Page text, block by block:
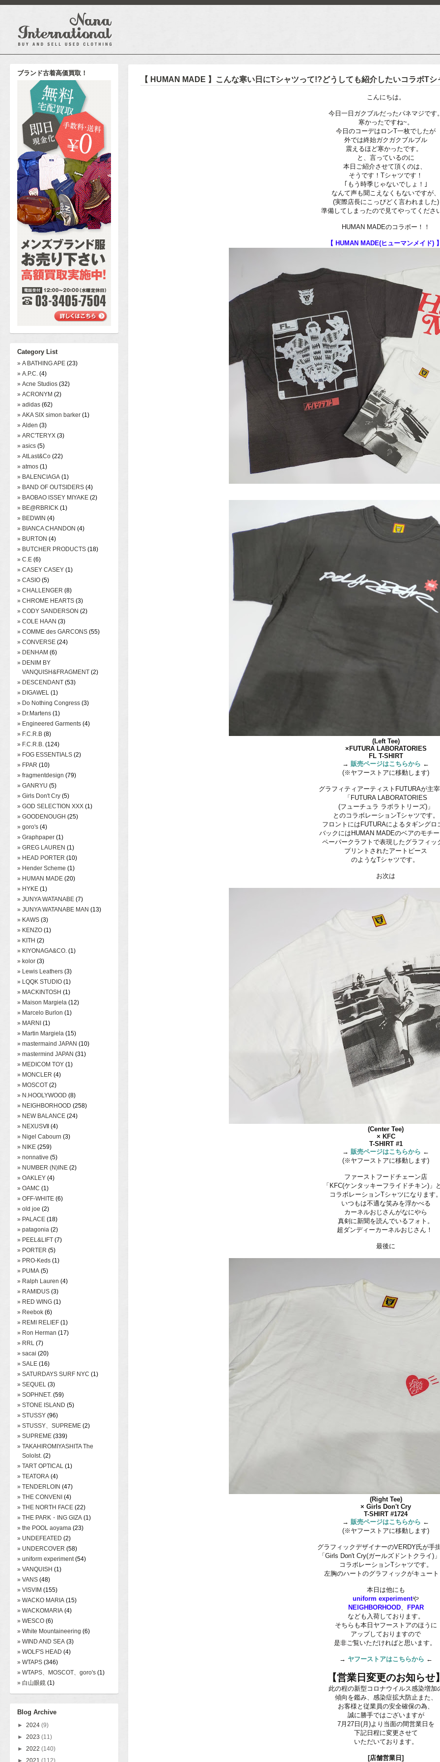
ブランド古着高価買取！
Category List
» A BATHING APE (23)
» A.P.C. (4)
» Acne Studios (32)
» ACRONYM (2)
» adidas (62)
» AKA SIX simon barker (1)
» Alden (3)
» ARC'TERYX (3)
» asics (5)
» AtLast&Co (22)
» atmos (1)
» BALENCIAGA (1)
» BAND OF OUTSIDERS (4)
» BAOBAO ISSEY MIYAKE (2)
» BE@RBRICK (1)
» BEDWIN (4)
» BIANCA CHANDON (4)
» BURTON (4)
» BUTCHER PRODUCTS (18)
» C.E (6)
» CASEY CASEY (1)
» CASIO (5)
» CHALLENGER (8)
» CHROME HEARTS (3)
» CODY SANDERSON (2)
» COLE HAAN (3)
» COMME des GARCONS (55)
» CONVERSE (24)
» DENHAM (6)
» DENIM BY
VANQUISH&FRAGMENT (2)
» DESCENDANT (53)
» DIGAWEL (1)
» Do Nothing Congress (3)
» Dr.Martens (1)
» Engineered Garments (4)
» F.C.R.B (8)
» F.C.R.B. (124)
» FOG ESSENTIALS (2)
» FPAR (10)
» fragmentdesign (79)
» GANRYU (5)
» Girls Don't Cry (5)
» GOD SELECTION XXX (1)
» GOODENOUGH (25)
» goro's (4)
» Graphpaper (1)
» GREG LAUREN (1)
» HEAD PORTER (10)
» Hender Scheme (1)
» HUMAN MADE (20)
» HYKE (1)
» JUNYA WATANABE (7)
» JUNYA WATANABE MAN (13)
» KAWS (3)
» KENZO (1)
» KITH (2)
» KIYONAGA&CO. (1)
» kolor (3)
» Lewis Leathers (3)
» LQQK STUDIO (1)
» MACKINTOSH (1)
» Maison Margiela (12)
» Marcelo Burlon (1)
» MARNI (1)
» Martin Margiela (15)
» mastermaind JAPAN (10)
» mastermind JAPAN (31)
» MEDICOM TOY (1)
» MONCLER (4)
» MOSCOT (2)
» N.HOOLYWOOD (8)
» NEIGHBORHOOD (258)
» NEW BALANCE (24)
» NEXUSⅦ (4)
» Nigel Cabourn (3)
» NIKE (259)
» nonnative (5)
» NUMBER (N)INE (2)
» OAKLEY (4)
» OAMC (1)
» OFF-WHITE (6)
» old joe (2)
» PALACE (18)
» patagonia (2)
» PEEL&LIFT (7)
» PORTER (5)
» PRO-Keds (1)
» PUMA (5)
» Ralph Lauren (4)
» RAMIDUS (3)
» RED WING (1)
» Reebok (6)
» REMI RELIEF (1)
» Ron Herman (17)
» RRL (7)
» sacai (20)
» SALE (16)
» SATURDAYS SURF NYC (1)
» SEQUEL (3)
» SOPHNET. (59)
» STONE ISLAND (5)
» STUSSY (96)
» STUSSY、SUPREME (2)
» SUPREME (339)
» TAKAHIROMIYASHITA The
SoloIst. (2)
» TART OPTICAL (1)
» TEATORA (4)
» TENDERLOIN (47)
» THE CONVENI (4)
» THE NORTH FACE (22)
» THE PARK・ING GIZA (1)
» the POOL aoyama (23)
» UNDEFEATED (2)
» UNDERCOVER (58)
» uniform experiment (54)
» VANQUISH (1)
» VANS (48)
» VISVIM (155)
» WACKO MARIA (15)
» WACKOMARIA (4)
» WESCO (6)
» White Mountaineering (6)
» WIND AND SEA (3)
» WOLF'S HEAD (4)
» WTAPS (346)
» WTAPS、MOSCOT、goro's (1)
» 白山眼鏡 (1)
Blog Archive
► 2024 (9)
► 2023 (11)
► 2022 (140)
► 2021 (112)
【 HUMAN MADE 】こんな寒い日にTシャツって!?どうしても紹介したいコラボTシ
こんにちは。
今日一日ガクブルだったパネマジです
寒かったですね~。
今日のコーデはロンT一枚でしたが
外では終始ガクガクブルブル
震えるほど寒かったです。
と、言っているのに
本日ご紹介させて頂くのは、
そうです！Tシャツです！
｢もう時季じゃないでしょ！｣
なんて声も聞こえなくもないですが、
(実際店長にこっぴどく言われました)
準備してしまったので見てやってくださ
HUMAN MADEのコラボー！！
【 HUMAN MADE(ヒューマンメイド)
(Left Tee)
×FUTURA LABORATORIES
FL T-SHIRT
→販売ページはこちらから ←
(※ヤフーストアに移動します)
グラフィティアーティストFUTURAが主
「FUTURA LABORATORIES
(フューチュラ ラボラトリーズ)」
とのコラボレーションTシャツです。
フロントにはFUTURAによるタギングロ
バックにはHUMAN MADEのベアのモチ
ペーパークラフトで表現したグラフィッ
プリントされたアートピース
のようなTシャツです。
お次は
(Center Tee)
× KFC
T-SHIRT #1
→販売ページはこちらから ←
(※ヤフーストアに移動します)
ファーストフードチェーン店
「KFC(ケンタッキーフライドチキン)」
コラボレーションTシャツになります
いつもは不適な笑みを浮かべる
カーネルおじさんがなにやら
真剣に新聞を読んでいるフォト。
超ダンディーカーネルおじさん！
最後に
(Right Tee)
× Girls Don't Cry
T-SHIRT #1724
→販売ページはこちらから ←
(※ヤフーストアに移動します)
グラフィックデザイナーのVERDY氏が手
「Girls Don't Cry(ガールズドントクライ)
コラボレーションTシャツです。
左胸のハートのグラフィックがキュー
本日は他にも
uniform experimentや
NEIGHBORHOOD、
FPAR
なども入荷しております。
そちらも本日ヤフーストアのほうに
アップしておりますので
是非ご覧いただければと思います。
→ ヤフーストアはこちらから ←
【営業日変更のお知らせ
此の程の新型コロナウイルス感染増加
傾向を鑑み、感染症拡大防止また、
お客様と従業員の安全確保の為、
誠に勝手ではございますが
7月27日(月)より当面の間営業日を
下記日程に変更させて
いただいております。
[店舗営業日]